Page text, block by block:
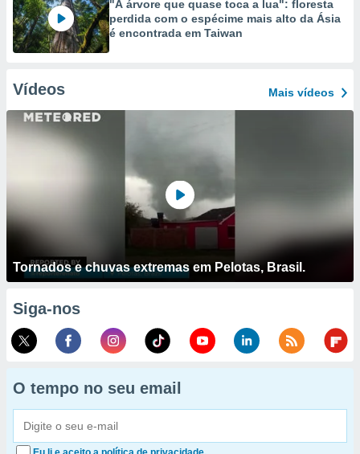
"A árvore que quase toca a lua": floresta
perdida com o espécime mais alto da Ásia
é encontrada em Taiwan
Vídeos Mais vídeos
Tornados e chuvas extremas em Pelotas, Brasil.
Siga-nos
O tempo no seu email